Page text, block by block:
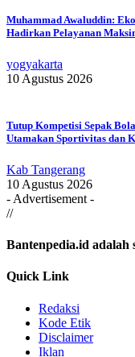
Muhammad Awaluddin:
Hadirkan Pelayanan
yogyakarta
10 Agustus 2026
Tutup Kompetisi Sepak
Utamakan Sportivitas dan
Kab Tangerang
10 Agustus 2026
- Advertisement -
//
Bantenpedia.id adalah
Quick Link
Redaksi
Kode Etik
Disclaimer
Iklan